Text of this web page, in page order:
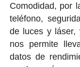
Comodidad, por
teléfono,
de luces y láser,
nos permite
datos de